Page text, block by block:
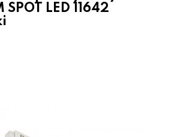
SPOT LED 11642